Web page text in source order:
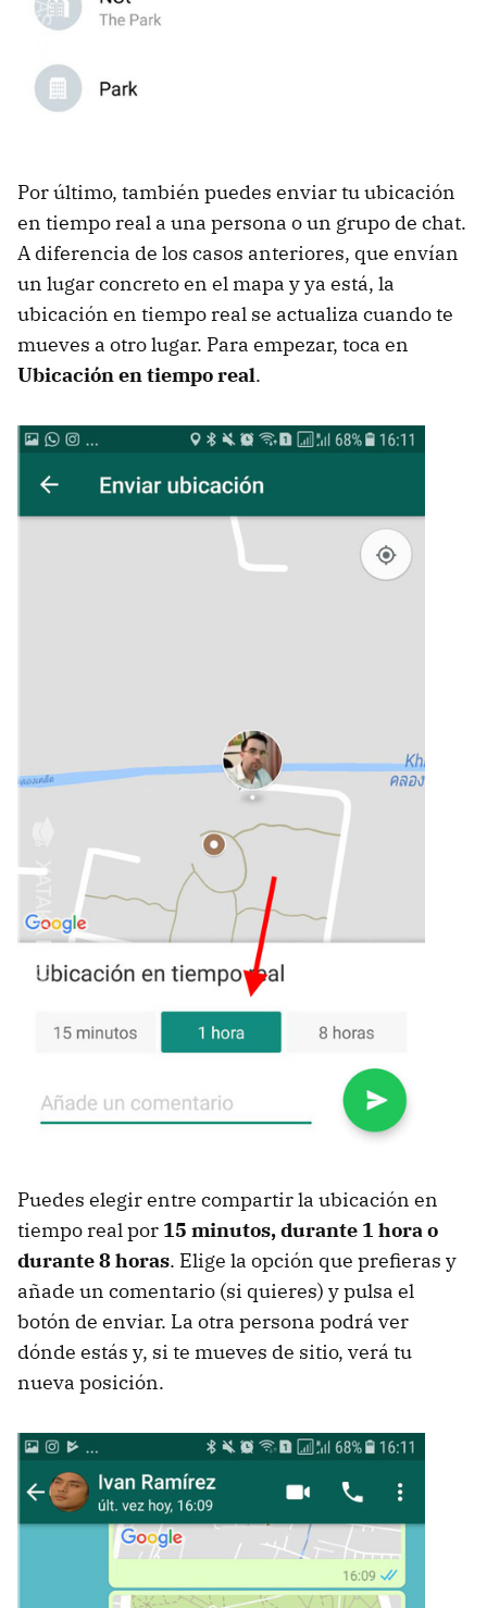
Por último, también puedes enviar tu ubicación
en tiempo real a una persona o un grupo de chat.
A diferencia de los casos anteriores, que envían
un lugar concreto en el mapa y ya está, la
ubicación en tiempo real se actualiza cuando te
mueves a otro lugar. Para empezar, toca en
Ubicación en tiempo real.
Puedes elegir entre compartir la ubicación en
tiempo real por 15 minutos, durante 1 hora o
durante 8 horas. Elige la opción que prefieras y
añade un comentario (si quieres) y pulsa el
botón de enviar. La otra persona podrá ver
dónde estás y, si te mueves de sitio, verá tu
nueva posición.